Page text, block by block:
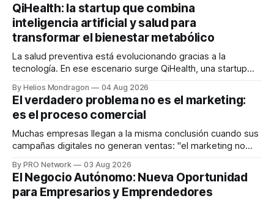
QiHealth: la startup que combina
inteligencia artificial y salud para
transformar el bienestar metabólico
La salud preventiva está evolucionando gracias a la
tecnología. En ese escenario surge QiHealth, una startup
dispositivos inteligentes, inteligencia artificial y monitoreo
en tiempo real para ayudar a las personas a tomar mejores
decisiones sobre su salud metabólica. Su propuesta busca
responder
By Helios Mondragon 04 Aug 2026
El verdadero problema no es el marketing:
es el proceso comercial
Muchas empresas llegan a la misma conclusión cuando sus
campañas digitales no generan ventas: "el marketing no
INTERIUS, el problema suele estar en otro lugar. Durante
una entrevista para el podcast SER PRO, el especialista en
marketing digital explicó que
By PRO Network 03 Aug 2026
El Negocio Autónomo: Nueva Oportunidad
para Empresarios y Emprendedores